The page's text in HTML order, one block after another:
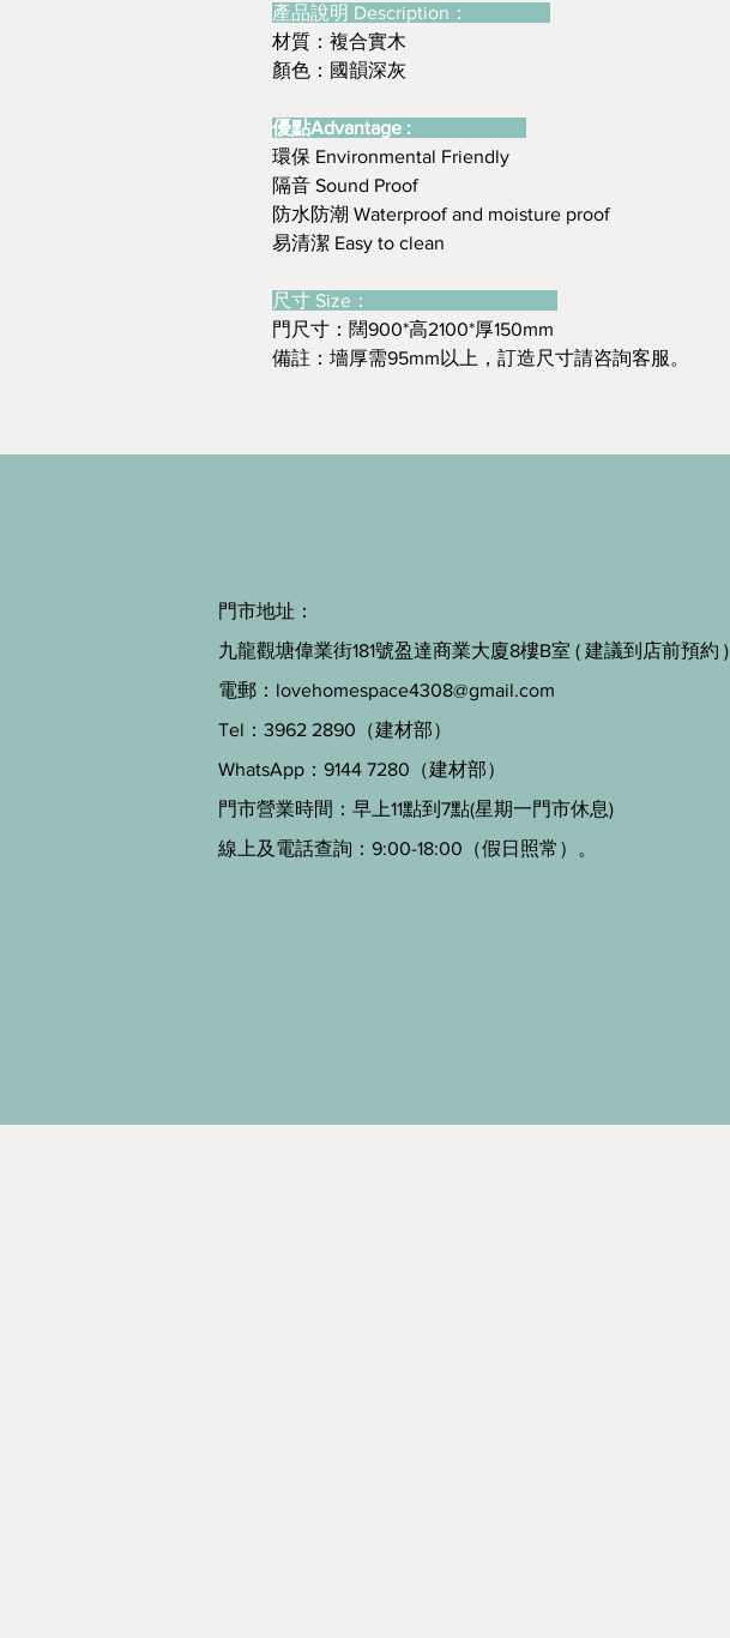
產品說明 Description：
材質：複合實木
顏色：國韻深灰
優點Advantage :
環保 Environmental Friendly
隔音 Sound Proof
防水防潮 Waterproof and moisture proof
易清潔 Easy to clean
尺寸 Size：
門尺寸：闊900*高2100*厚150mm
備註：墻厚需95mm以上，訂造尺寸請咨詢客服。
門市地址：
九龍觀塘偉業街181號盈達商業大廈8樓B室 ( 建議到店前預約 )
電郵： lovehomespace4308@gmail.com
Tel：3962 2890（建材部）
WhatsApp：9144 7280（建材部）
門市營業時間：早上11點到7點(星期一門市休息)
線上及電話查詢：9:00-18:00（假日照常）。